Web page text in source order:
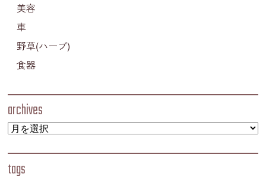
美容
車
野草(ハーブ)
食器
archives
tags